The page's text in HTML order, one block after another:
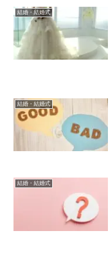
結婚・結婚式
結婚・結婚式
結婚・結婚式